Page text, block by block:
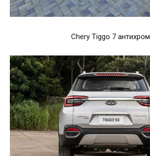
Chery Tiggo 7 антихром